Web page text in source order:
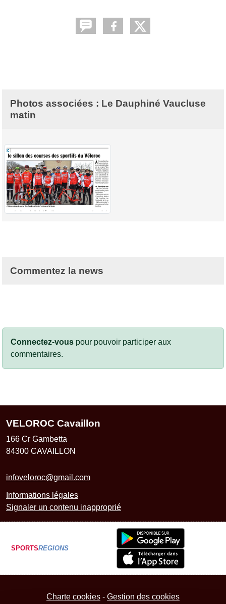
Photos associées : Le Dauphiné Vaucluse
matin
Commentez la news
Connectez-vous pour pouvoir participer aux
commentaires.
VELOROC Cavaillon
166 Cr Gambetta
84300 CAVAILLON
infoveloroc@gmail.com
Informations légales
Signaler un contenu inapproprié
SPORTSREGIONS
Charte cookies Gestion des cookies